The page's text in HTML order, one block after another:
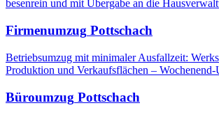
besenrein und mit Übergabe an die
Firmenumzug Pottschach
Betriebsumzug mit minimaler Ausfallzeit:
Produktion und Verkaufsflächen –
Büroumzug Pottschach